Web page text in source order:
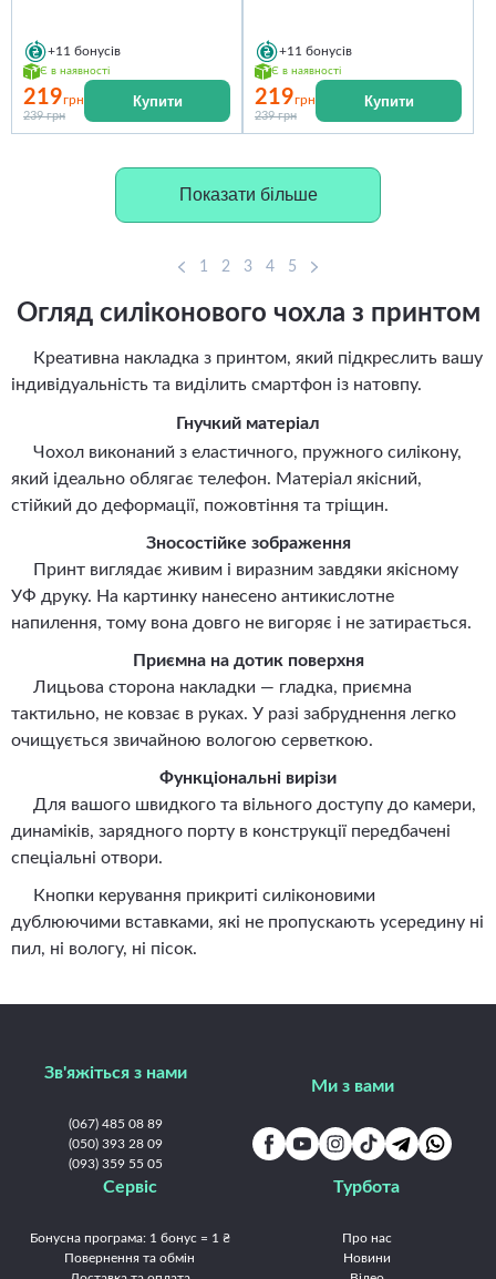
+11 бонусів
Є в наявності
219грн
239 грн
Купити
+11 бонусів
Є в наявності
219грн
239 грн
Купити
Показати більше
1 2 3 4 5
Огляд силіконового чохла з принтом
Креативна накладка з принтом, який підкреслить вашу
індивідуальність та виділить смартфон із натовпу.
Гнучкий матеріал
Чохол виконаний з еластичного, пружного силікону,
який ідеально облягає телефон. Матеріал якісний,
стійкий до деформації, пожовтіння та тріщин.
Зносостійке зображення
Принт виглядає живим і виразним завдяки якісному
УФ друку. На картинку нанесено антикислотне
напилення, тому вона довго не вигоряє і не затирається.
Приємна на дотик поверхня
Лицьова сторона накладки — гладка, приємна
тактильно, не ковзає в руках. У разі забруднення легко
очищується звичайною вологою серветкою.
Функціональні вирізи
Для вашого швидкого та вільного доступу до камери,
динаміків, зарядного порту в конструкції передбачені
спеціальні отвори.
Кнопки керування прикриті силіконовими
дублюючими вставками, які не пропускають усередину ні
пил, ні вологу, ні пісок.
Зв'яжіться з нами
(067) 485 08 89
(050) 393 28 09
(093) 359 55 05
Ми з вами
Сервіс
Бонусна програма: 1 бонус = 1 ₴
Повернення та обмін
Турбота
Про нас
Новини